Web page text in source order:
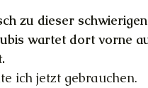
zu dieser
wartet dort vorne
ich jetzt gebrauchen.